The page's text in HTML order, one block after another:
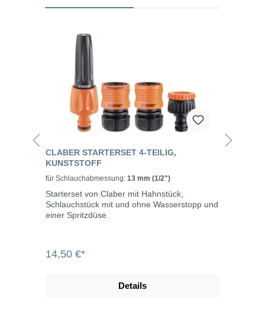
CLABER STARTERSET 4-TEILIG,
KUNSTSTOFF
für Schlauchabmessung: 13 mm (1/2")
Starterset von Claber mit Hahnstück,
Schlauchstück mit und ohne Wasserstopp und
einer Spritzdüse.
14,50 €*
Details